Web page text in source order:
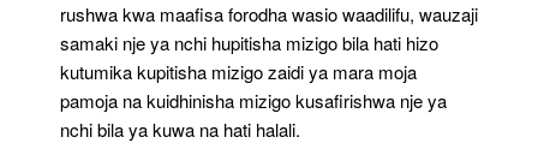
rushwa kwa maafisa forodha wasio waadilifu, wauzaji
samaki nje ya nchi hupitisha mizigo bila hati hizo
kutumika kupitisha mizigo zaidi ya mara moja
pamoja na kuidhinisha mizigo kusafirishwa nje ya
nchi bila ya kuwa na hati halali.